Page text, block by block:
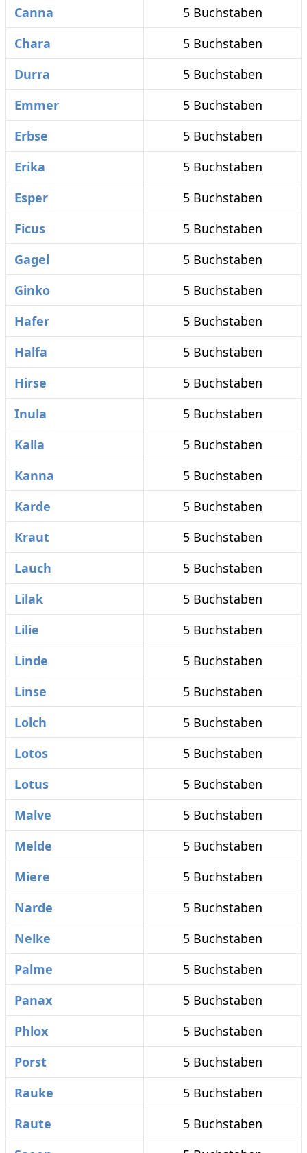
Canna
5 Buchstaben
Chara
5 Buchstaben
Durra
5 Buchstaben
Emmer
5 Buchstaben
Erbse
5 Buchstaben
Erika
5 Buchstaben
Esper
5 Buchstaben
Ficus
5 Buchstaben
Gagel
5 Buchstaben
Ginko
5 Buchstaben
Hafer
5 Buchstaben
Halfa
5 Buchstaben
Hirse
5 Buchstaben
Inula
5 Buchstaben
Kalla
5 Buchstaben
Kanna
5 Buchstaben
Karde
5 Buchstaben
Kraut
5 Buchstaben
Lauch
5 Buchstaben
Lilak
5 Buchstaben
Lilie
5 Buchstaben
Linde
5 Buchstaben
Linse
5 Buchstaben
Lolch
5 Buchstaben
Lotos
5 Buchstaben
Lotus
5 Buchstaben
Malve
5 Buchstaben
Melde
5 Buchstaben
Miere
5 Buchstaben
Narde
5 Buchstaben
Nelke
5 Buchstaben
Palme
5 Buchstaben
Panax
5 Buchstaben
Phlox
5 Buchstaben
Porst
5 Buchstaben
Rauke
5 Buchstaben
Raute
5 Buchstaben